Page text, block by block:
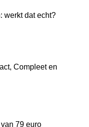
werkt dat echt?
Compleet en
79 euro